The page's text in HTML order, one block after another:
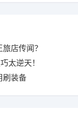
店传闻？
太逆天！
刷装备